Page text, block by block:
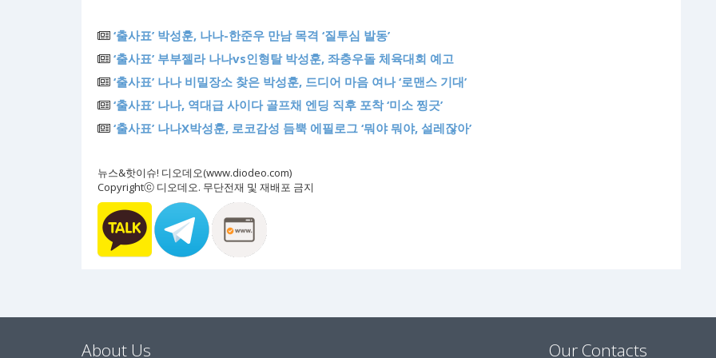
‘출사표’ 박성훈, 나나-한준우 만남 목격 ‘질투심 발동’
‘출사표’ 부부젤라 나나vs인형탈 박성훈, 좌충우돌 체육대회 예고
‘출사표’ 나나 비밀장소 찾은 박성훈, 드디어 마음 여나 ‘로맨스 기대’
‘출사표’ 나나, 역대급 사이다 골프채 엔딩 직후 포착 ‘미소 찡긋’
‘출사표’ 나나X박성훈, 로코감성 듬뿍 에필로그 ‘뭐야 뭐야, 설레잖아’
뉴스&핫이슈! 디오데오(www.diodeo.com)
Copyrightⓒ 디오데오. 무단전재 및 재배포 금지
About Us Our Contacts